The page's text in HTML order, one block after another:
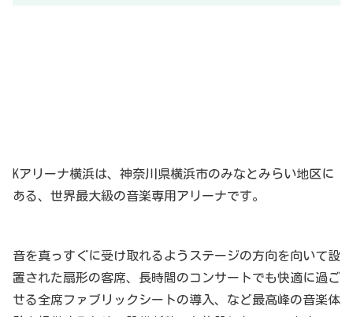
Kアリーナ横浜は、神奈川県横浜市のみなとみらい地区に
ある、世界最大級の音楽専用アリーナです。
音を真っすぐに受け取れるようステージの方向を向いて設
置された扇形の客席、長時間のコンサートでも快適に過ご
せる全席ファブリックシートの導入、など最高峰の音楽体